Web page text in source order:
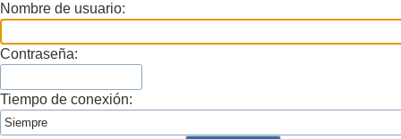
Nombre de usuario:
Contraseña:
Tiempo de conexión: